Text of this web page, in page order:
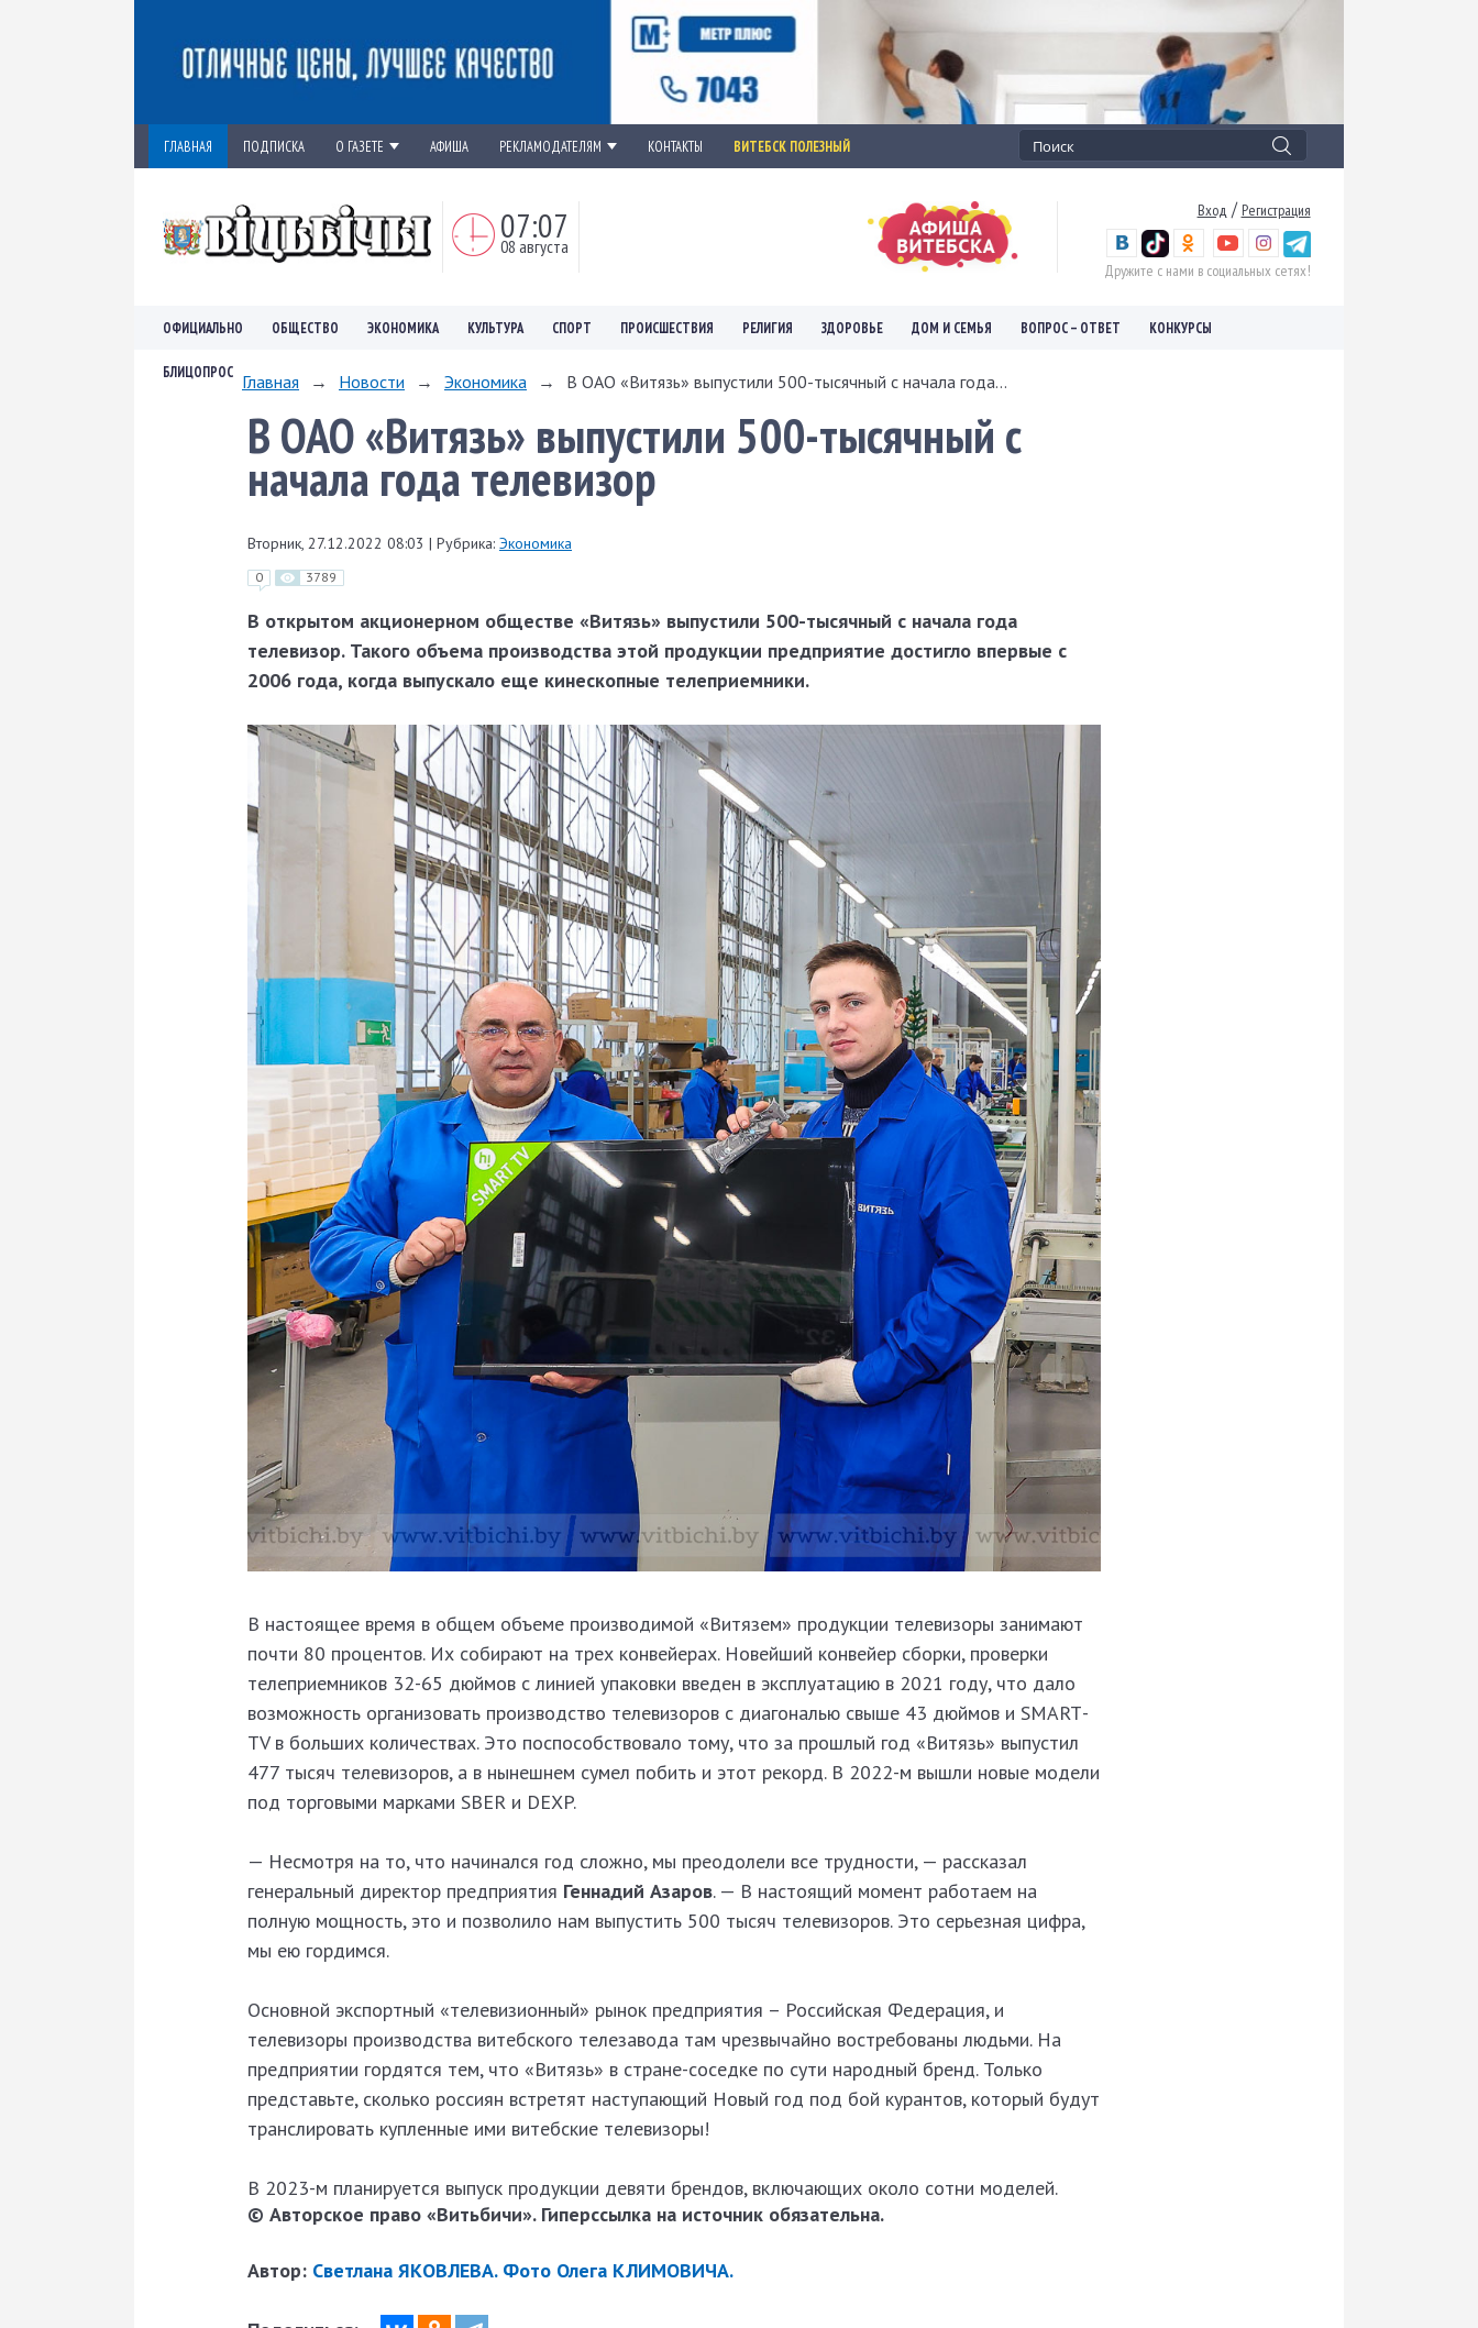
ГЛАВНАЯ ПОДПИСКА О ГАЗЕТЕ АФИША РЕКЛАМОДАТЕЛЯМ КОНТАКТЫ ВИТЕБСК ПОЛЕЗНЫЙ
07:07
08 августа
Вход / Регистрация
Дружите с нами в социальных сетях!
ОФИЦИАЛЬНО ОБЩЕСТВО ЭКОНОМИКА КУЛЬТУРА СПОРТ ПРОИСШЕСТВИЯ РЕЛИГИЯ ЗДОРОВЬЕ ДОМ И СЕМЬЯ ВОПРОС – ОТВЕТ КОНКУРСЫ
БЛИЦОПРОС Главная → Новости → Экономика → В ОАО «Витязь» выпустили 500-тысячный с начала года...
В ОАО «Витязь» выпустили 500-тысячный с
начала года телевизор
Вторник, 27.12.2022 08:03 | Рубрика: Экономика
0 3789
В открытом акционерном обществе «Витязь» выпустили 500-тысячный с начала года
телевизор. Такого объема производства этой продукции предприятие достигло впервые с
2006 года, когда выпускало еще кинескопные телеприемники.
В настоящее время в общем объеме производимой «Витязем» продукции телевизоры занимают
почти 80 процентов. Их собирают на трех конвейерах. Новейший конвейер сборки, проверки
телеприемников 32-65 дюймов с линией упаковки введен в эксплуатацию в 2021 году, что дало
возможность организовать производство телевизоров с диагональю свыше 43 дюймов и SMART­
TV в больших количествах. Это поспособствовало тому, что за прошлый год «Витязь» выпустил
477 тысяч телевизоров, а в нынешнем сумел побить и этот рекорд. В 2022-м вышли новые модели
под торговыми марками SBER и DEXP.
— Несмотря на то, что начинался год сложно, мы преодолели все трудности, — рассказал
генеральный директор предприятия Геннадий Азаров. — В настоящий момент работаем на
полную мощность, это и позволило нам выпустить 500 тысяч телевизоров. Это серьезная цифра,
мы ею гордимся.
Основной экспортный «телевизионный» рынок предприятия – Российская Федерация, и
телевизоры производства витебского телезавода там чрезвычайно востребованы людьми. На
предприятии гордятся тем, что «Витязь» в стране-соседке по сути народный бренд. Только
представьте, сколько россиян встретят наступающий Новый год под бой курантов, который будут
транслировать купленные ими витебские телевизоры!
В 2023-­м планируется выпуск продукции девяти брендов, включающих около сотни моделей.
© Авторское право «Витьбичи». Гиперссылка на источник обязательна.
Автор: Светлана ЯКОВЛЕВА. Фото Олега КЛИМОВИЧА.